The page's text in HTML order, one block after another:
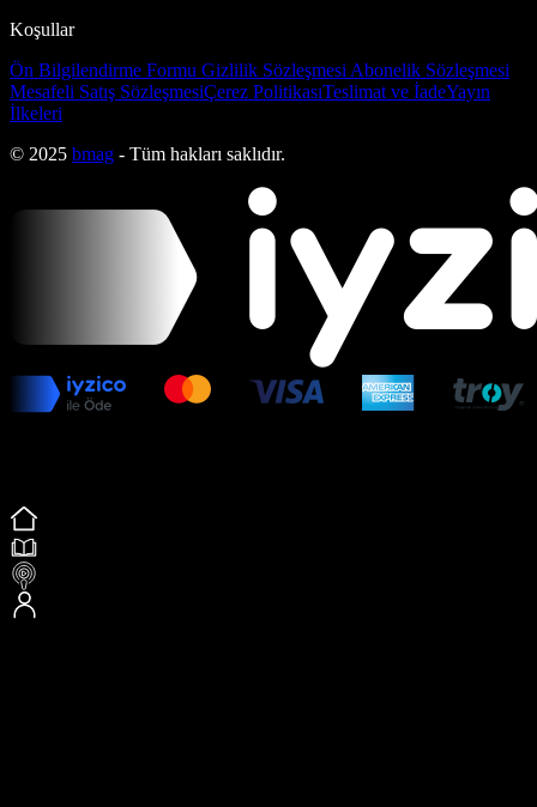
Koşullar
Ön Bilgilendirme Formu Gizlilik Sözleşmesi Abonelik Sözleşmesi
Mesafeli Satış SözleşmesiÇerez PolitikasıTeslimat ve İadeYayın
İlkeleri
© 2025 bmag - Tüm hakları saklıdır.